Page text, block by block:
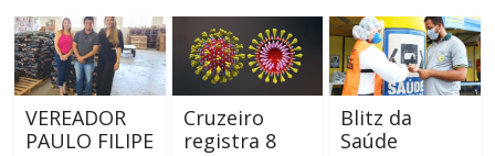
VEREADOR
PAULO FILIPE
Cruzeiro
registra 8
Blitz da
Saúde